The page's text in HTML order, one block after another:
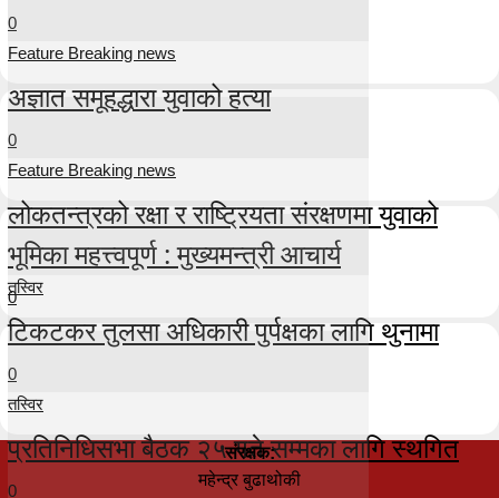
0
Feature Breaking news
अज्ञात समूहद्धारा युवाको हत्या
0
Feature Breaking news
लोकतन्त्रको रक्षा र राष्ट्रियता संरक्षणमा युवाको
भूमिका महत्त्वपूर्ण : मुख्यमन्त्री आचार्य
0
तस्विर
टिकटकर तुलसा अधिकारी पुर्पक्षका लागि थुनामा
0
तस्विर
प्रतिनिधिसभा बैठक २५ गते सम्मका लागि स्थगित
0
संरक्षक:
महेन्द्र बुढाथोकी